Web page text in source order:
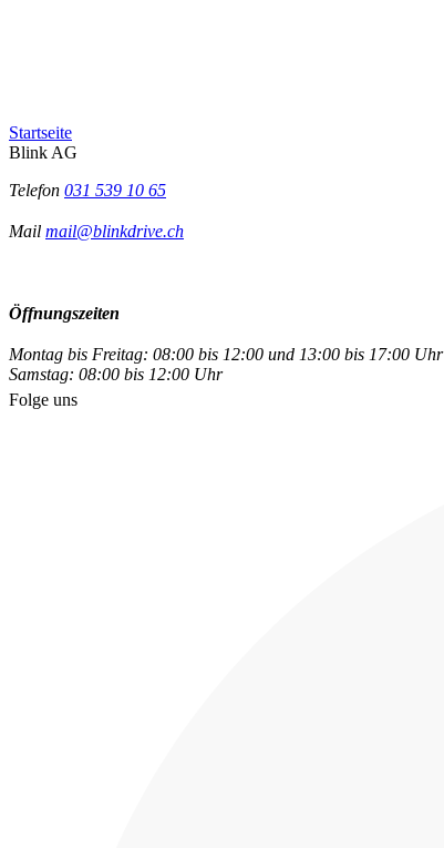
Startseite
Blink AG
Telefon 031 539 10 65
Mail mail@blinkdrive.ch
Öffnungszeiten
Montag bis Freitag: 08:00 bis 12:00 und 13:00 bis 17:00 Uhr
Samstag: 08:00 bis 12:00 Uhr
Folge uns